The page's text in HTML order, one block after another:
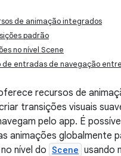
de animação integrados
padrão
no nível Scene
de entradas de navegação
recursos de
transições visuais
pelo app. É
animações globalmente
nível do Scene usando